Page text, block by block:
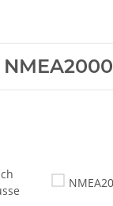
NMEA2000